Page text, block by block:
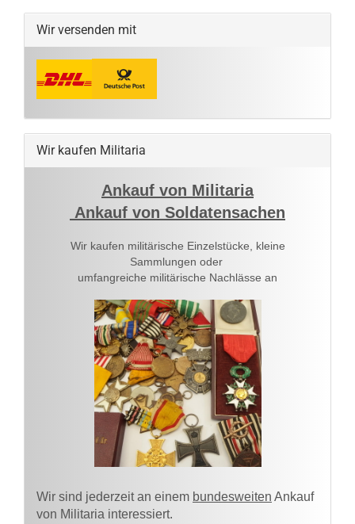
Wir versenden mit
Wir kaufen Militaria
Ankauf von Militaria
Ankauf von Soldatensachen
Wir kaufen militärische Einzelstücke, kleine
Sammlungen oder
umfangreiche militärische Nachlässe an
Wir sind jederzeit an einem bundesweiten Ankauf
von Militaria interessiert.